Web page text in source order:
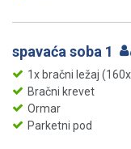
spavaća soba 1
1x bračni ležaj
Bračni krevet
Ormar
Parketni pod